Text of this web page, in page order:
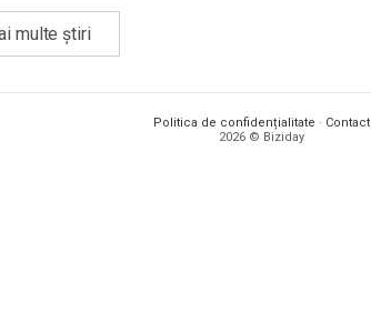
multe știri
Politica de confidențialitate · Contact
2026 © Biziday